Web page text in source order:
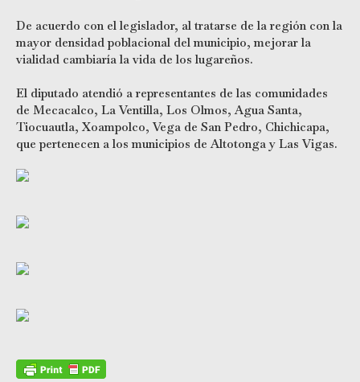
De acuerdo con el legislador, al tratarse de la región con la
mayor densidad poblacional del municipio, mejorar la
vialidad cambiaría la vida de los lugareños.
El diputado atendió a representantes de las comunidades
de Mecacalco, La Ventilla, Los Olmos, Agua Santa,
Tiocuautla, Xoampolco, Vega de San Pedro, Chichicapa,
que pertenecen a los municipios de Altotonga y Las Vigas.